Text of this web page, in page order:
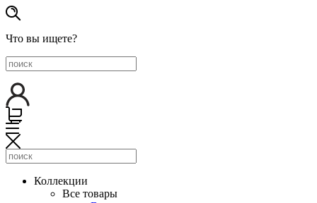
Что вы ищете?
Коллекции
Все товары